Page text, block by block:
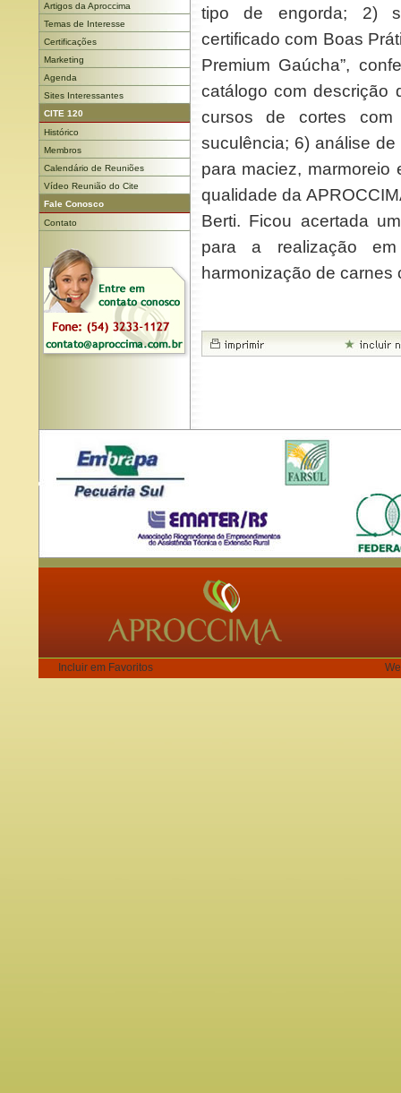
Artigos da Aproccima
Temas de Interesse
Certificações
Marketing
Agenda
Sites Interessantes
CITE 120
Histórico
Membros
Calendário de Reuniões
Vídeo Reunião do Cite
Fale Conosco
Contato
tipo de engorda; 2)
certificado com Boas
Premium Gaúcha”,
catálogo com descrição
cursos de cortes
suculência; 6) análise
para maciez,
qualidade da
Berti. Ficou acertada
para a realização
harmonização de
Incluir em Favoritos